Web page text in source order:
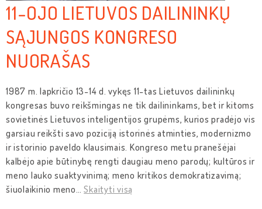
11-OJO LIETUVOS DAILININKŲ
SĄJUNGOS KONGRESO
NUORAŠAS
1987 m. lapkričio 13-14 d. vykęs 11-tas Lietuvos dailininkų
kongresas buvo reikšmingas ne tik dailininkams, bet ir kitoms
sovietinės Lietuvos inteligentijos grupėms, kurios pradėjo vis
garsiau reikšti savo poziciją istorinės atminties, modernizmo
ir istorinio paveldo klausimais. Kongreso metu pranešėjai
kalbėjo apie būtinybę rengti daugiau meno parodų; kultūros ir
meno lauko suaktyvinimą; meno kritikos demokratizavimą;
šiuolaikinio meno…Skaityti visą